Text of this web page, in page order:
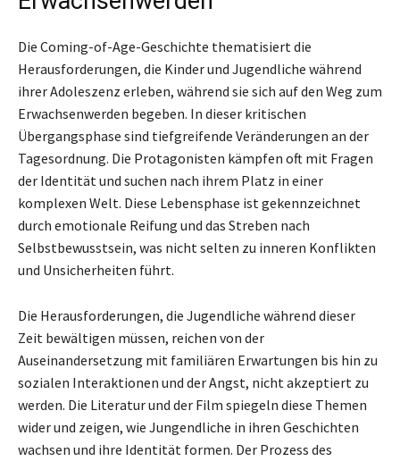
Die Coming-of-Age-Geschichte thematisiert die
Herausforderungen, die Kinder und Jugendliche während
ihrer Adoleszenz erleben, während sie sich auf den Weg zum
Erwachsenwerden begeben. In dieser kritischen
Übergangsphase sind tiefgreifende Veränderungen an der
Tagesordnung. Die Protagonisten kämpfen oft mit Fragen
der Identität und suchen nach ihrem Platz in einer
komplexen Welt. Diese Lebensphase ist gekennzeichnet
durch emotionale Reifung und das Streben nach
Selbstbewusstsein, was nicht selten zu inneren Konflikten
und Unsicherheiten führt.
Die Herausforderungen, die Jugendliche während dieser
Zeit bewältigen müssen, reichen von der
Auseinandersetzung mit familiären Erwartungen bis hin zu
sozialen Interaktionen und der Angst, nicht akzeptiert zu
werden. Die Literatur und der Film spiegeln diese Themen
wider und zeigen, wie Jungendliche in ihren Geschichten
wachsen und ihre Identität formen. Der Prozess des